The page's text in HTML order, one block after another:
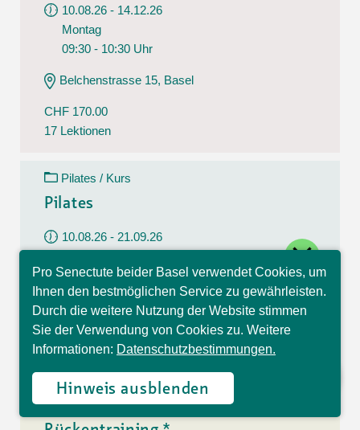
10.08.26 - 14.12.26
Montag
09:30 - 10:30 Uhr
Belchenstrasse 15, Basel
CHF 170.00
17 Lektionen
Pilates / Kurs
Pilates
10.08.26 - 21.09.26
09:30 - 10:30 Uhr
Im Westfeld 6, Basel
CHF 140.00
7 Lektionen
Rückentraining / Kurs
Pro Senectute beider Basel verwendet Cookies, um
Ihnen den bestmöglichen Service zu gewährleisten.
Durch die weitere Nutzung der Website stimmen
Sie der Verwendung von Cookies zu. Weitere
Informationen: Datenschutzbestimmungen.
Hinweis ausblenden
Hallo, ich bin Sophia und
beantworte gerne Ihre
Fragen.
close